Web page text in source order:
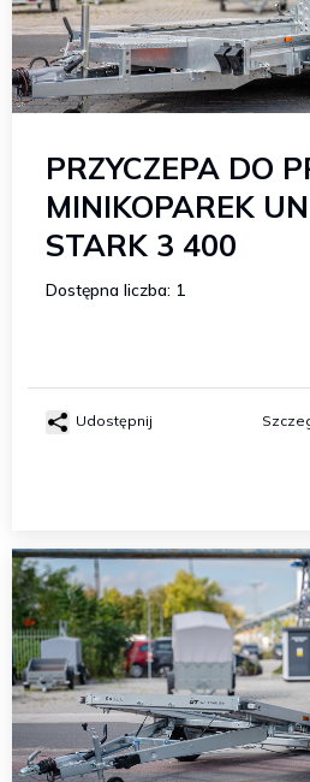
PRZYCZEPA DO
MINIKOPAREK
STARK 3 400
Dostępna liczba: 1
Udostępnij